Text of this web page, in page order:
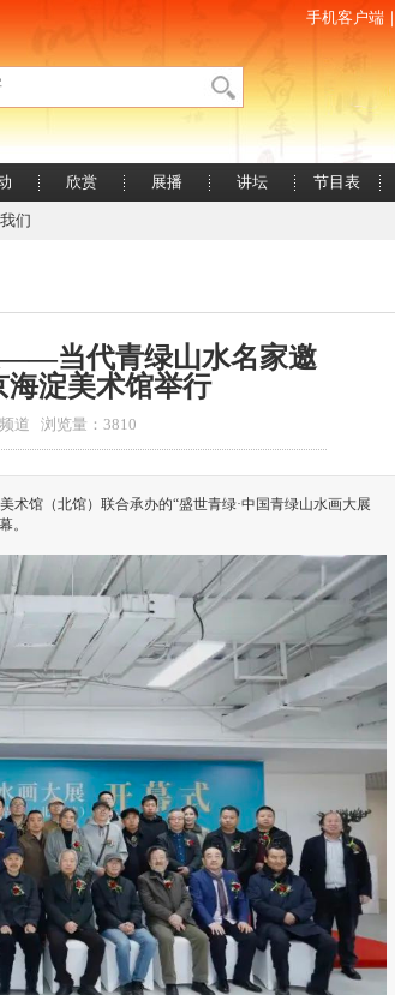
手机客户端｜
欣赏 展播 讲坛 节目表
们
——当代青绿山水名家邀
淀美术馆举行
道 浏览量：3810
术馆（北馆）联合承办的“盛世青绿·中国青绿山水画大展
。